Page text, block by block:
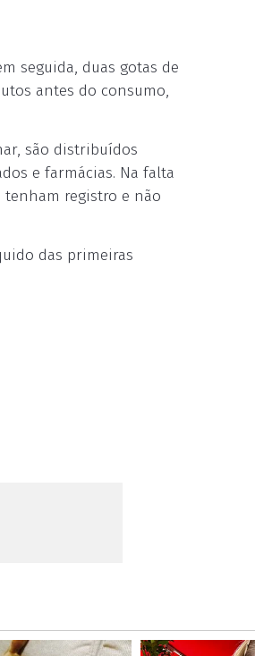
seguida, duas gotas de
antes do consumo,
são distribuídos
e farmácias. Na falta
tenham registro e não
das primeiras